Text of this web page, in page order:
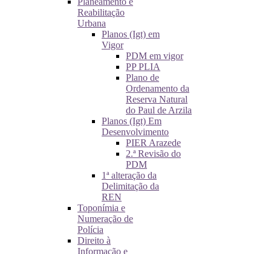
Reabilitação
Urbana
Planos (Igt) em
Vigor
PDM em vigor
PP PLIA
Plano de
Ordenamento da
Reserva Natural
do Paul de Arzila
Planos (Igt) Em
Desenvolvimento
PIER Arazede
2.ª Revisão do
PDM
1ª alteração da
Delimitação da
REN
Toponímia e
Numeração de
Polícia
Direito à
Informação e